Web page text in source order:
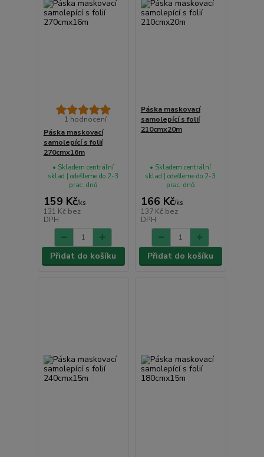
1 hodnocení
Páska maskovací
samolepící s folií
270cmx16m
159 Kč/ks
131 Kč bez
DPH
• Skladem centrální
sklad | odešleme do 2-3
prac. dnů
Přidat do košíku
Páska maskovací
samolepící s folií
210cmx20m
166 Kč/ks
137 Kč bez
DPH
• Skladem centrální
sklad | odešleme do 2-3
prac. dnů
Přidat do košíku